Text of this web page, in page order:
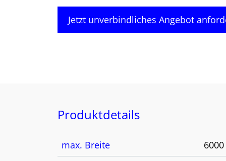
Jetzt unverbindliches Angebot
Produktdetails
max. Breite